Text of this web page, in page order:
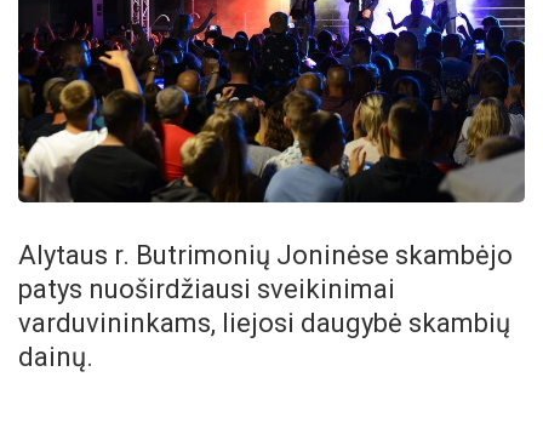
Alytaus r. Butrimonių Joninėse skambėjo
patys nuoširdžiausi sveikinimai
varduvininkams, liejosi daugybė skambių
dainų.